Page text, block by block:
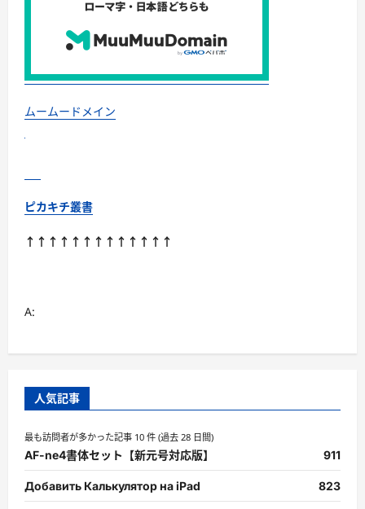
ムームードメイン
ピカキチ叢書
↑↑↑↑↑↑↑↑↑↑↑↑↑
A:
人気記事
最も訪問者が多かった記事 10 件 (過去 28 日間)
AF-ne4書体セット【新元号対応版】 911
Добавить Калькулятор на iPad 823